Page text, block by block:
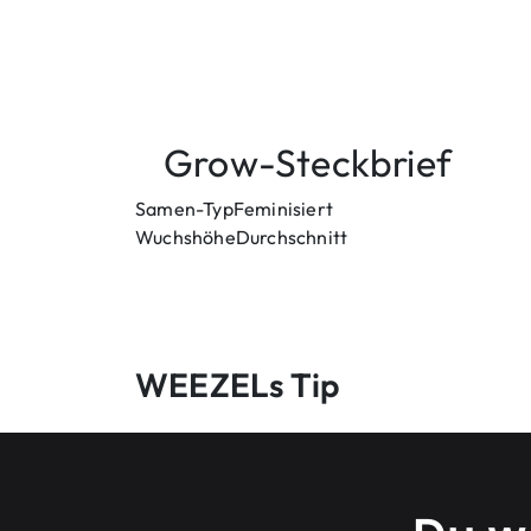
Grow-Steckbrief
Samen-TypFeminisiert
WuchshöheDurchschnitt
WEEZELs Tip